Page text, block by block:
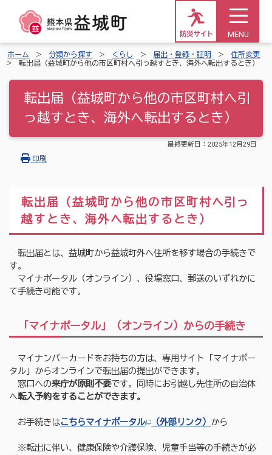
防災サイト MENU
ホーム 分類から探す くらし 届出・登録・証明
住所変更
転出届（益城町から他の市区町村へ引っ越すとき、海外へ転出するとき）
転出届（益城町から他の市区町村へ引
っ越すとき、海外へ転出するとき）
最終更新日： 2025年12月29日
印刷
転出届（益城町から他の市区町村へ引っ
越すとき、海外へ転出するとき）
転出届とは、益城町から益城町外へ住所を移す場合の手続きで
す。
マイナポータル（オンライン）、役場窓口、郵送のいずれかに
て手続き可能です。
「マイナポータル」（オンライン）からの手続き
マイナンバーカードをお持ちの方は、専用サイト「マイナポー
タル」からオンラインで転出届の提出ができます。
窓口への来庁が原則不要です。同時にお引越し先住所の自治体
へ転入予約をすることができます。
お手続きはこちらマイナポータル （外部リンク） から
※転出に伴い、健康保険や介護保険、児童手当等の手続きが必